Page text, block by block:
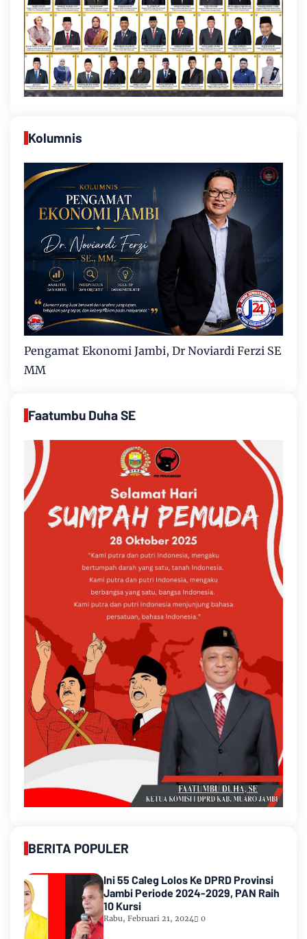
Kolumnis
Pengamat Ekonomi Jambi, Dr Noviardi Ferzi SE
MM
Faatumbu Duha SE
BERITA POPULER
Ini 55 Caleg Lolos Ke DPRD Provinsi
Jambi Periode 2024-2029, PAN Raih
10 Kursi
Rabu, Februari 21, 2024 0